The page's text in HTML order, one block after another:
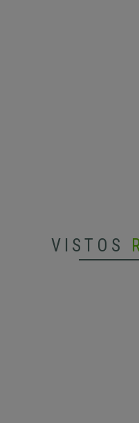
VISTOS